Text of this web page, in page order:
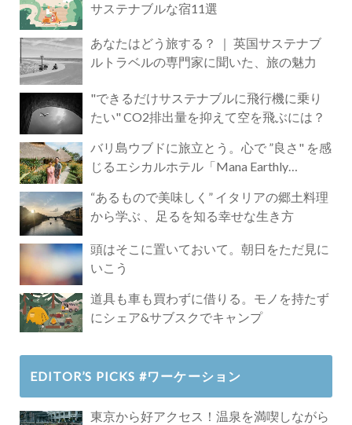
サステナブルな宿11選
あなたはどう旅する？ ｜ 英国サステナブ
ルトラベルの専門家に聞いた、旅の魅力
"できるだけサステナブルに飛行機に乗り
たい" CO2排出量を抑えて空を飛ぶには？
バリ島ウブドに旅立とう。心で ”良さ" を感
じるエシカルホテル「Mana Earthly
“あるもので美味しく” イタリアの郷土料理
から学ぶ 、足るを知る幸せな生き方
頭はそこに置いておいて。朝日をただ見に
いこう
道具も車も買わずに借りる。モノを持たず
にシェア&サブスクでキャンプ
EDITOR’S PICKS #ワーケーション
東京から好アクセス！温泉を満喫しながら